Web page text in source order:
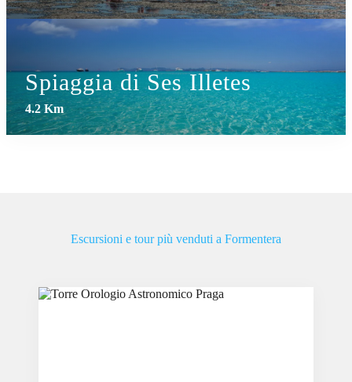
Spiaggia di Ses Illetes
4.2 Km
Escursioni e tour più venduti a Formentera